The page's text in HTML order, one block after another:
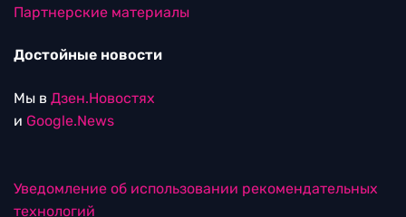
Партнерские материалы
Достойные новости
Мы в Дзен.Новостях
и Google.News
Уведомление об использовании рекомендательных
технологий